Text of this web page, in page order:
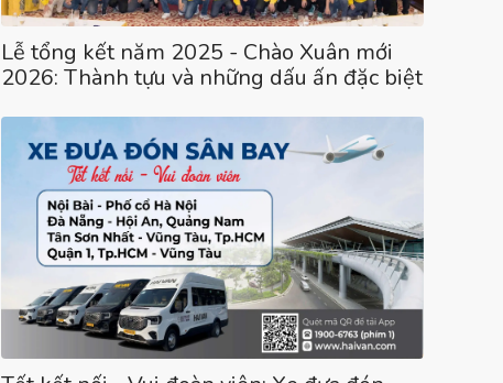
Lễ tổng kết năm 2025 - Chào Xuân mới
2026: Thành tựu và những dấu ấn đặc biệt